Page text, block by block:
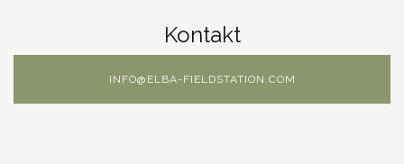
Kontakt
INFO@ELBA-FIELDSTATION.COM